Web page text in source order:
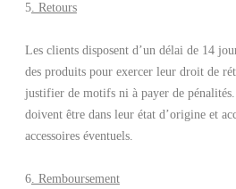
5. Retours
Les clients disposent d’un délai de 14
des produits pour exercer leur droit de
justifier de motifs ni à payer de
doivent être dans leur état d’origine et
accessoires éventuels.
6. Remboursement